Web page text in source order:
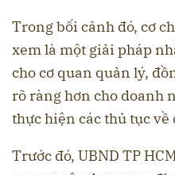
Trong bối cảnh đó, cơ
xem là một giải pháp
cho cơ quan quản lý,
rõ ràng hơn cho doanh
thực hiện các thủ tục về
Trước đó, UBND TP